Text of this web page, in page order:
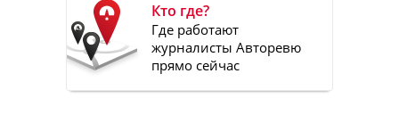
Кто где?
Где работают
журналисты Авторевю
прямо сейчас